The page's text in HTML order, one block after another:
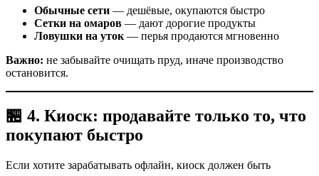
Обычные сети — дешёвые, окупаются быстро
Сетки на омаров — дают дорогие продукты
Ловушки на уток — перья продаются мгновенно
Важно: не забывайте очищать пруд, иначе производство
остановится.
🏪 4. Киоcк: продавайте только то, что
покупают быстро
Если хотите зарабатывать офлайн, киоск должен быть